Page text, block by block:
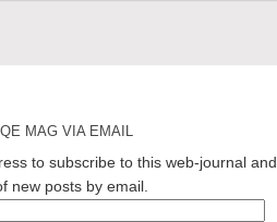
MAG VIA EMAIL
to subscribe to this web-journal and
new posts by email.